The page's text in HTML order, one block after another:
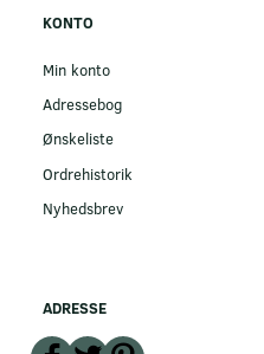
KONTO
Min konto
Adressebog
Ønskeliste
Ordrehistorik
Nyhedsbrev
ADRESSE